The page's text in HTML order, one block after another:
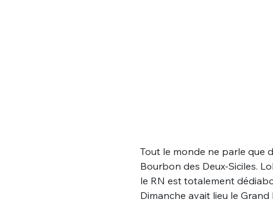
Tout le monde ne parle que
Bourbon des Deux-Siciles.
le RN est totalement
Dimanche avait lieu le